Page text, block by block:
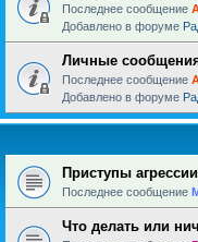
Последнее сообщение
Добавлено в форуме
Личные
Последнее сообщение
Добавлено в форуме
Приступы агрессии
Последнее сообщение
Что делать или